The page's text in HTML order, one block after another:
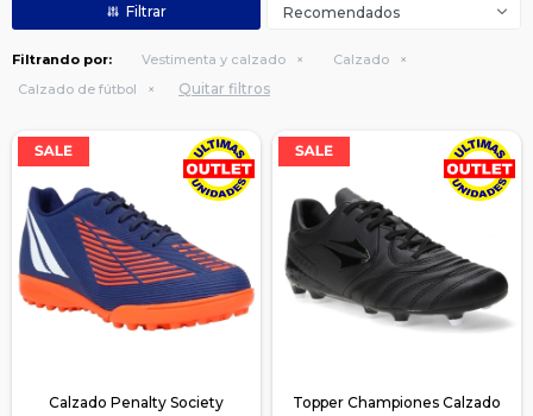
Recomendados
Filtrando por: Vestimenta y calzado
Calzado
Calzado de fútbol
Quitar filtros
Calzado Penalty Society
Topper Championes Calzado